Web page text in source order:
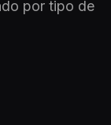
por tipo de